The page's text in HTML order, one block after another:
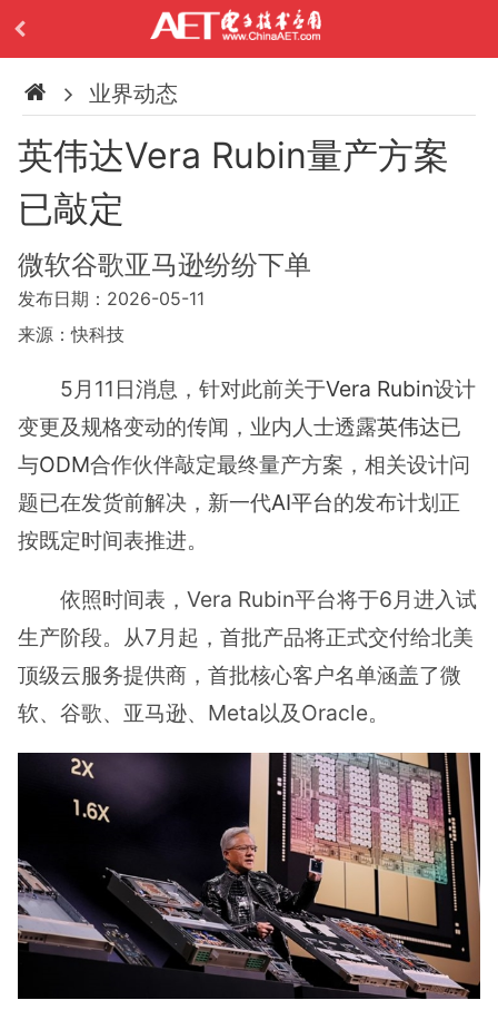
业界动态
英伟达Vera Rubin量产方案
已敲定
微软谷歌亚马逊纷纷下单
发布日期：2026-05-11
来源：快科技
5月11日消息，针对此前关于Vera Rubin设计
变更及规格变动的传闻，业内人士透露英伟达已
与ODM合作伙伴敲定最终量产方案，相关设计问
题已在发货前解决，新一代AI平台的发布计划正
按既定时间表推进。
依照时间表，Vera Rubin平台将于6月进入试
生产阶段。从7月起，首批产品将正式交付给北美
顶级云服务提供商，首批核心客户名单涵盖了微
软、谷歌、亚马逊、Meta以及Oracle。